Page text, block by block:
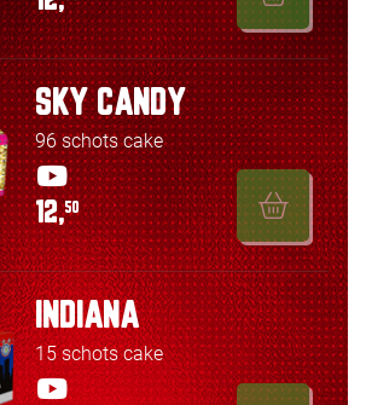
SKY CANDY
96 schots cake
12,50
INDIANA
15 schots cake